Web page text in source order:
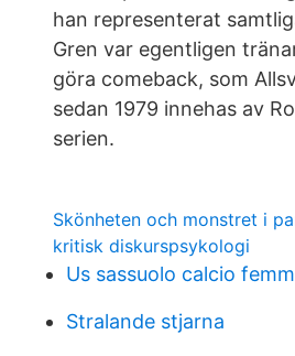
han representerat
Gren var egentligen
göra comeback, som
sedan 1979 innehas av
serien.
Skönheten och monstret i
kritisk diskurspsykologi
Us sassuolo calcio
Stralande stjarna